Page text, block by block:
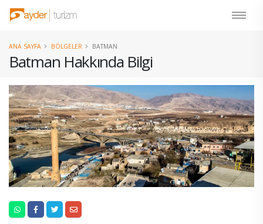
Batman Hakkında Bilgi
ANA SAYFA BÖLGELER BATMAN